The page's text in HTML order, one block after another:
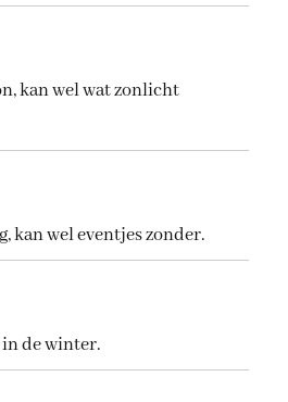
kan wel wat zonlicht
kan wel eventjes zonder.
de winter.